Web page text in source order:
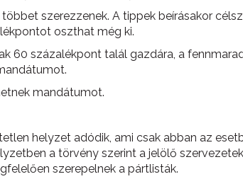
szerezzenek. A tippek beírásakor
oszthat még ki.
60 százalékpont talál gazdára, a
mandátumot.
helyzet adódik, ami csak abban az
a törvény szerint a jelölő
szerepelnek a pártlisták.